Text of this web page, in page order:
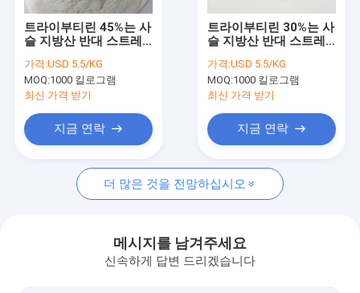
공장 투어
저희와 연락
뉴스
인용 을 요청 하십시오
소디움부티레이트 파우더
트라이부티린 45%는 사
슬 지방산 반대 스트레
시킵니다
가격:USD 5.5/KG
MOQ:1000 킬로그램
최신 가격 받기
지금 연락
트라이부티린 30%는 사
슬 지방산 반대 스트레
시킵니다
가격:USD 5.5/KG
MOQ:1000 킬로그램
최신 가격 받기
지금 연락
더 많은 것을 전망하십시오
메시지를 남겨주세요
신속하게 답변 드리겠습니다